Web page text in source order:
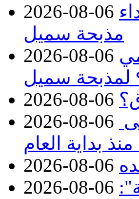
2026-08-06
مذبحة سميل
2026-08-06
2026-08-06
2026-08-06
2026-08-06
2026-08-06